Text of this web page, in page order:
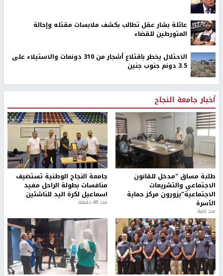
عائلة بشار عقل تطالب بكشف ملابسات مقتله وإحالة
المتورطين للقضاء
الاحتلال يخطر باقتلاع أشجار من 310 دونمات والاستيلاء على
3.5 دونم جنوب جنين
أخبار جامعة النجاح
طلبة مساق "مدخل للقانون
الاجتماعي والتشريعات
الاجتماعية"يزورون مركز حماية
الأسرة
منذ ثانية
جامعة النجاح الوطنية تستضيف
منافسات بطولة الراحل مفيد
اسماعيل لكرة اليد للناشئين
منذ 48 دقيقة